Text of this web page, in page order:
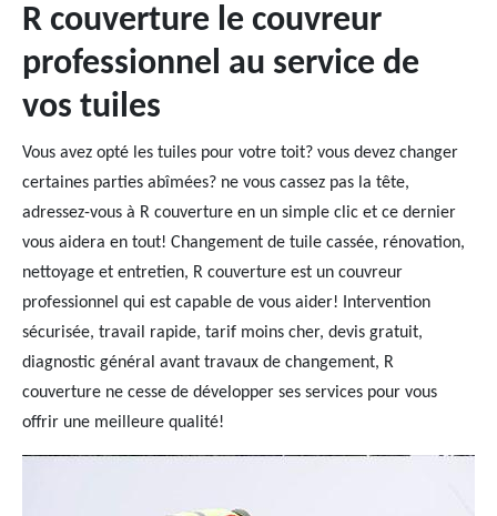
R couverture le couvreur
professionnel au service de
vos tuiles
Vous avez opté les tuiles pour votre toit? vous devez changer
certaines parties abîmées? ne vous cassez pas la tête,
adressez-vous à R couverture en un simple clic et ce dernier
vous aidera en tout! Changement de tuile cassée, rénovation,
nettoyage et entretien, R couverture est un couvreur
professionnel qui est capable de vous aider! Intervention
sécurisée, travail rapide, tarif moins cher, devis gratuit,
diagnostic général avant travaux de changement, R
couverture ne cesse de développer ses services pour vous
offrir une meilleure qualité!